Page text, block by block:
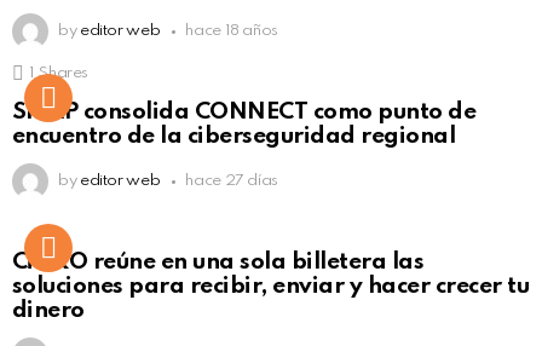
by editor web hace 18 años
Click to view this post
Shares
SISAP consolida CONNECT como punto de
encuentro de la ciberseguridad regional
by editor web hace 27 días
Not Safe For Work
Click to view this post
CiNKO reúne en una sola billetera las
soluciones para recibir, enviar y hacer crecer tu
dinero